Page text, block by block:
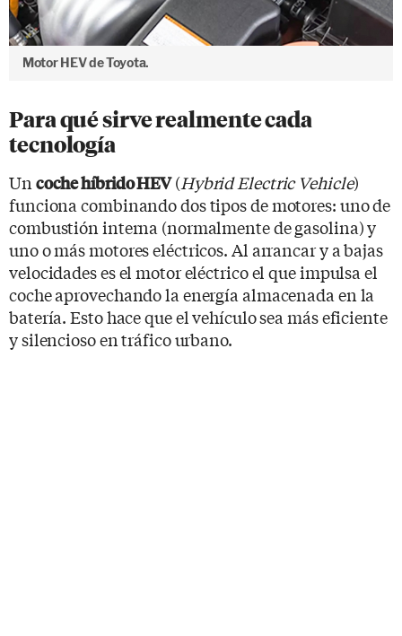
Motor HEV de Toyota.
Para qué sirve realmente cada
tecnología
Un coche híbrido HEV(Hybrid Electric Vehicle)
funciona combinando dos tipos de motores: uno de
combustión interna (normalmente de gasolina) y
uno o más motores eléctricos. Al arrancar y a bajas
velocidades es el motor eléctrico el que impulsa el
coche aprovechando la energía almacenada en la
batería. Esto hace que el vehículo sea más eficiente
y silencioso en tráfico urbano.